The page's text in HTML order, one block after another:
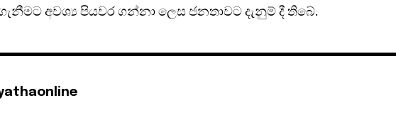
අවශ්‍ය පියවර ගන්නා ලෙස ජනතාවට දැනුම් දී තිබේ.